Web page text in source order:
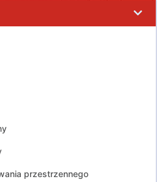
przestrzennego